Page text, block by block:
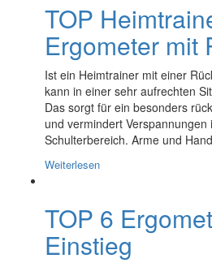
TOP
Ergometer mit
Ist ein Heimtrainer mit einer
kann in einer sehr aufrechten
Das sorgt für ein besonders
und vermindert Verspannungen
Schulterbereich. Arme und
Weiterlesen
TOP 6
Einstieg